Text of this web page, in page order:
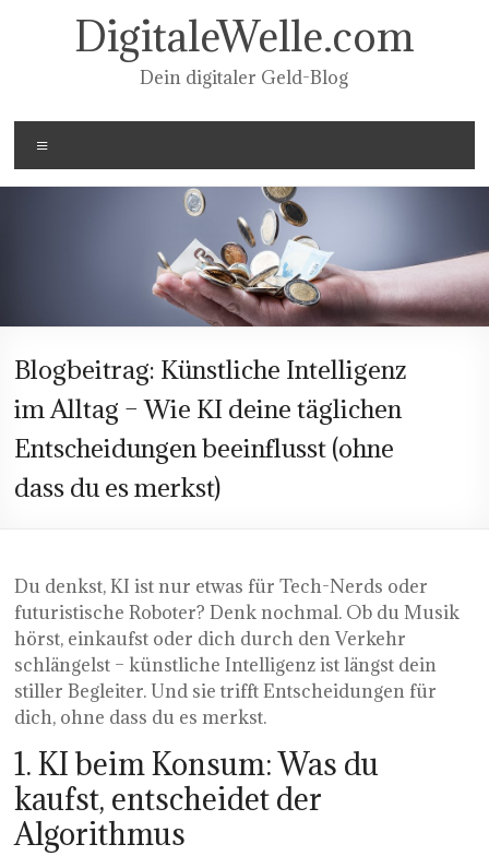
springenDigitaleWelle.com
Dein digitaler Geld-Blog
Blogbeitrag: Künstliche Intelligenz
im Alltag – Wie KI deine täglichen
Entscheidungen beeinflusst (ohne
dass du es merkst)
Du denkst, KI ist nur etwas für Tech-Nerds oder
futuristische Roboter? Denk nochmal. Ob du Musik
hörst, einkaufst oder dich durch den Verkehr
schlängelst – künstliche Intelligenz ist längst dein
stiller Begleiter. Und sie trifft Entscheidungen für
dich, ohne dass du es merkst.
1. KI beim Konsum: Was du
kaufst, entscheidet der
Algorithmus